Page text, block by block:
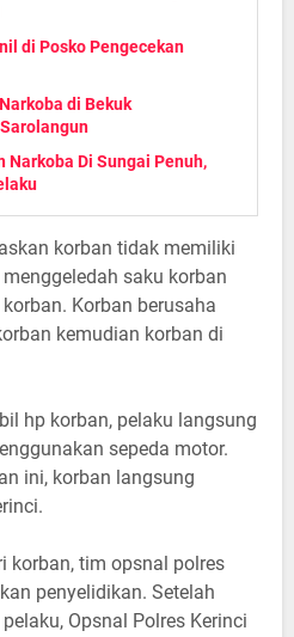
di Posko Pengecekan
di Bekuk
Narkoba Di Sungai Penuh,
korban tidak memiliki
saku korban
Korban berusaha
kemudian korban di
hp korban, pelaku langsung
sepeda motor.
ini, korban langsung
korban, tim opsnal polres
penyelidikan. Setelah
Opsnal Polres Kerinci